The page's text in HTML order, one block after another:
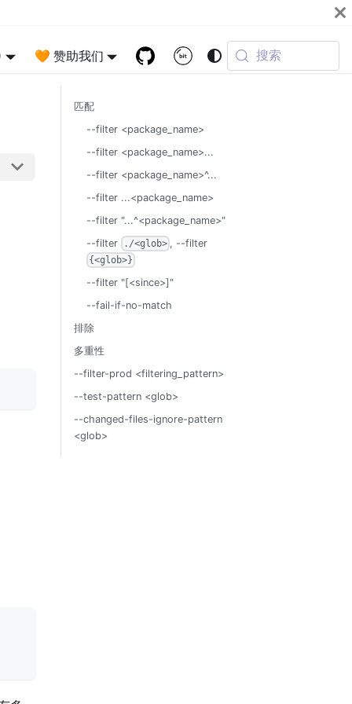
🧡 赞助我们 搜索
匹配
--filter <package_name>
--filter <package_name>...
--filter <package_name>^...
--filter ...<package_name>
--filter "...^<package_name>"
--filter
./<glob> , --filter
{<glob>}
--filter "[<since>]"
--fail-if-no-match
排除
多重性
--filter-prod <filtering_pattern>
--test-pattern <glob>
--changed-files-ignore-pattern
<glob>